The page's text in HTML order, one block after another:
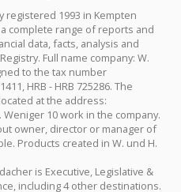
registered 1993 in Kempten
complete range of reports and
data, facts, analysis and
Full name company: W.
to the tax number
HRB - HRB 725286. The
at the address:
10 work in the company.
owner, director or manager of
Products created in W. und H.
is Executive, Legislative &
including 4 other destinations.